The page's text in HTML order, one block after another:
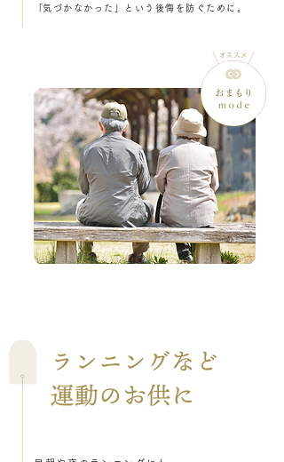
​「気づかなかった」という後悔を防ぐために。